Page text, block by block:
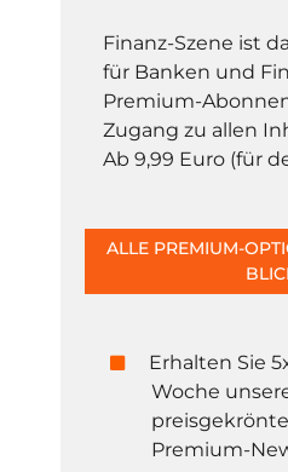
Finanz-Szene ist
für Banken und
Premium-
Zugang zu allen
Ab 9,99 Euro (für
ALLE PREMIUM-
Erhalten Sie
Woche
Premium-